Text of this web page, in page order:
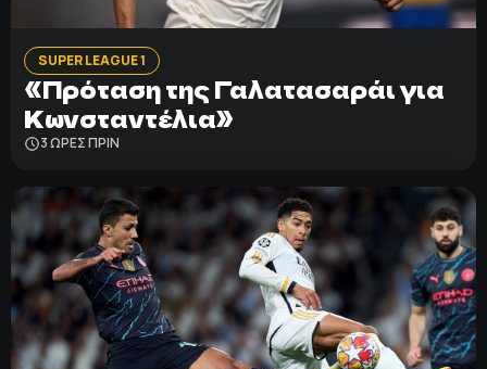
SUPER LEAGUE 1
«Πρόταση της Γαλατασαράι για
Κωνσταντέλια»
3 ΩΡΕΣ ΠΡΙΝ